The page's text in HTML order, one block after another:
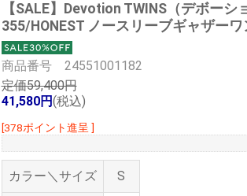
【SALE】
Devotion TWINS（デボーシ
355/HONEST ノースリーブギャザー
商品番号 24551001182
定価59,400円
41,580円(税込)
[378ポイント進呈 ]
カラー＼サイズ S